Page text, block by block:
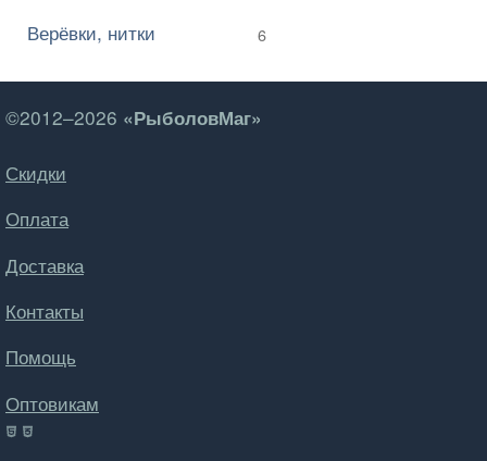
Верёвки, нитки 6
©2012–2026 «РыболовМаг»
Скидки
Оплата
Доставка
Контакты
Помощь
Оптовикам